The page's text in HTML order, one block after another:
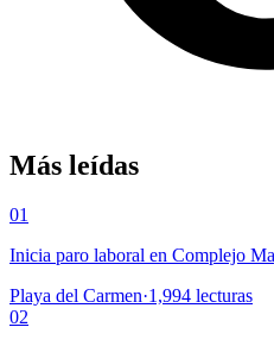
Más leídas
01
Inicia paro laboral en Complejo
Playa del Carmen·1,994 lecturas
02